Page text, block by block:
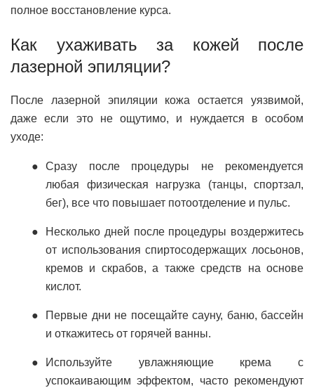
полное восстановление курса.
Как ухаживать за кожей после
лазерной эпиляции?
После лазерной эпиляции кожа остается уязвимой,
даже если это не ощутимо, и нуждается в особом
уходе:
Сразу после процедуры не рекомендуется
любая физическая нагрузка (танцы, спортзал,
бег), все что повышает потоотделение и пульс.
Несколько дней после процедуры воздержитесь
от использования спиртосодержащих лосьонов,
кремов и скрабов, а также средств на основе
кислот.
Первые дни не посещайте сауну, баню, бассейн
и откажитесь от горячей ванны.
Используйте увлажняющие крема с
успокаивающим эффектом, часто рекомендуют